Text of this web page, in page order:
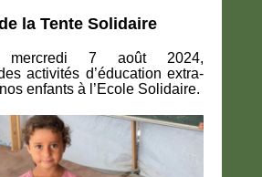
la Tente Solidaire
mercredi 7 août 2024,
activités d’éducation extra-
enfants à l’Ecole Solidaire.